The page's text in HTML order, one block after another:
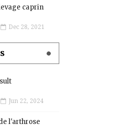
caprin
Dec 28, 2021
Jun 22, 2024
l'arthrose